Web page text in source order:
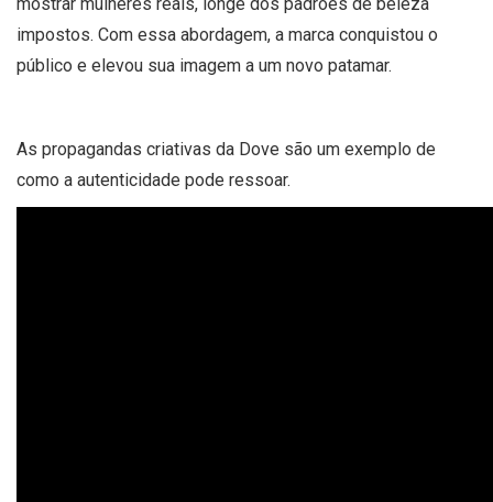
impostos. Com essa abordagem, a marca conquistou o
público e elevou sua imagem a um novo patamar.
As propagandas criativas da Dove são um exemplo de
como a autenticidade pode ressoar.